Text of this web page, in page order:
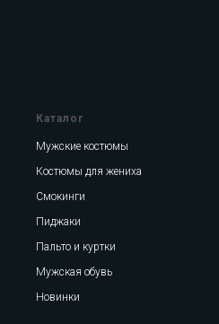
Каталог
Мужские костюмы
Костюмы для жениха
Смокинги
Пиджаки
Пальто и куртки
Мужская обувь
Новинки